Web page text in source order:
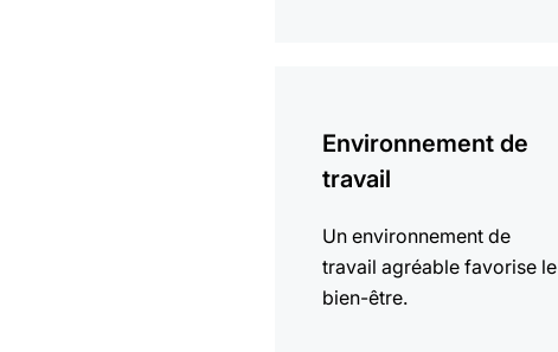
Environnement de
travail
Un environnement de
travail agréable favorise le
bien-être.